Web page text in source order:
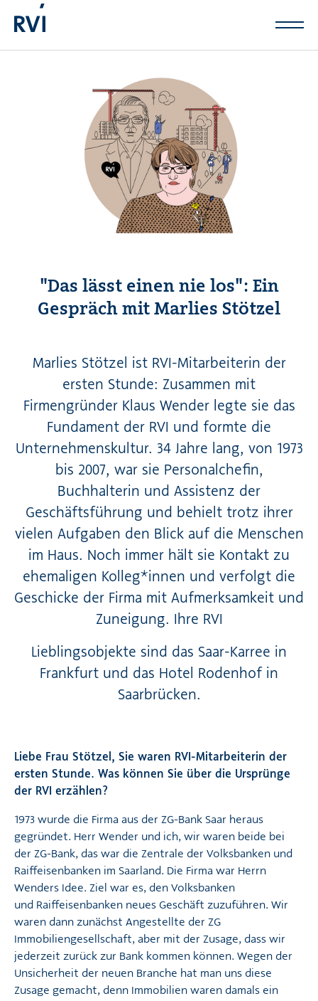
"Das lässt einen nie los": Ein
Gespräch mit Marlies Stötzel
Marlies Stötzel ist RVI-Mitarbeiterin der
ersten Stunde: Zusammen mit
Firmengründer Klaus Wender legte sie das
Fundament der RVI und formte die
Unternehmenskultur. 34 Jahre lang, von 1973
bis 2007, war sie Personalchefin,
Buchhalterin und Assistenz der
Geschäftsführung und behielt trotz ihrer
vielen Aufgaben den Blick auf die Menschen
im Haus. Noch immer hält sie Kontakt zu
ehemaligen Kolleg*innen und verfolgt die
Geschicke der Firma mit Aufmerksamkeit und
Zuneigung. Ihre RVI­
Lieblingsobjekte sind das Saar-Karree in
Frankfurt und das Hotel Rodenhof in
Saarbrücken.
Liebe Frau Stötzel, Sie waren RVI-Mitarbeiterin der
ersten Stunde. Was können Sie über die Ursprünge
der RVI erzählen?
1973 wurde die Firma aus der ZG-Bank Saar heraus
gegründet. Herr Wender und ich, wir waren beide bei
der ZG-Bank, das war die Zentrale der Volksbanken und
Raiffeisenbanken im Saarland. Die Firma war Herrn
Wenders Idee. Ziel war es, den Volksbanken
und Raiffeisenbanken neues Geschäft zuzuführen. Wir
waren dann zunächst Angestellte der ZG
Immobiliengesellschaft, aber mit der Zusage, dass wir
jederzeit zurück zur Bank kommen können. Wegen der
Unsicherheit der neuen Branche hat man uns diese
Zusage gemacht, denn Immobilien waren damals ein